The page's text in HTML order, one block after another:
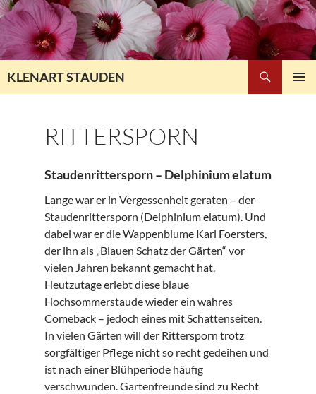
Zum
Inhalt
springen
KLENART STAUDEN
RITTERSPORN
Staudenrittersporn – Delphinium elatum
Lange war er in Vergessenheit geraten – der
Staudenrittersporn (Delphinium elatum). Und
dabei war er die Wappenblume Karl Foersters,
der ihn als „Blauen Schatz der Gärten“ vor
vielen Jahren bekannt gemacht hat.
Heutzutage erlebt diese blaue
Hochsommerstaude wieder ein wahres
Comeback – jedoch eines mit Schattenseiten.
In vielen Gärten will der Rittersporn trotz
sorgfältiger Pflege nicht so recht gedeihen und
ist nach einer Blühperiode häufig
verschwunden. Gartenfreunde sind zu Recht